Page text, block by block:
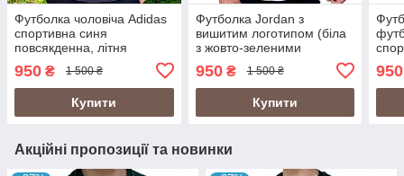
Футболка чоловіча Adidas
спортивна синя
повсякденна, літня
950 ₴ 1 500 ₴
Купити
Футболка Jordan з
вишитим логотипом (біла
з жовто-зеленими
спортивна футболка
950₴ 1 500 ₴
Купити
950
Акційні пропозиції та новинки